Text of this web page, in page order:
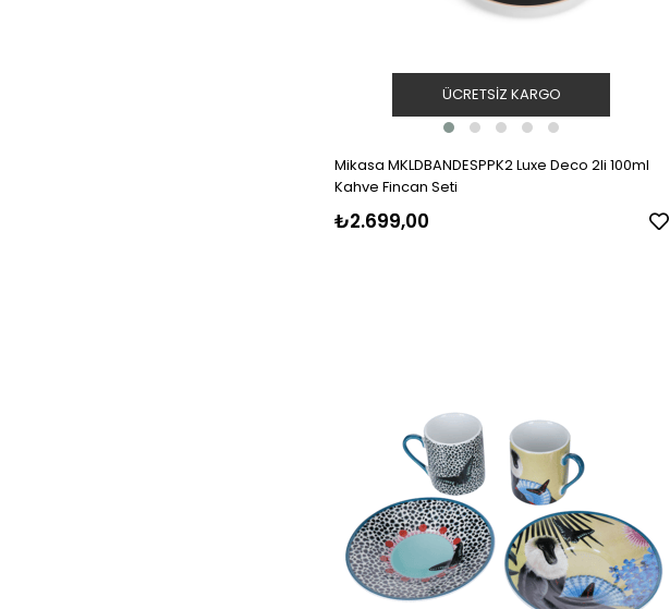
Mikasa MKLDBANDESPPK2 Luxe Deco 2li 100ml
Kahve Fincan Seti
₺2.699,00
ÜCRETSIZ KARGO